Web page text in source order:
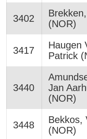
3402
(NOR)
3417
Haugen
Patrick
3440
Jan
(NOR)
3448
Bekkos,
(NOR)